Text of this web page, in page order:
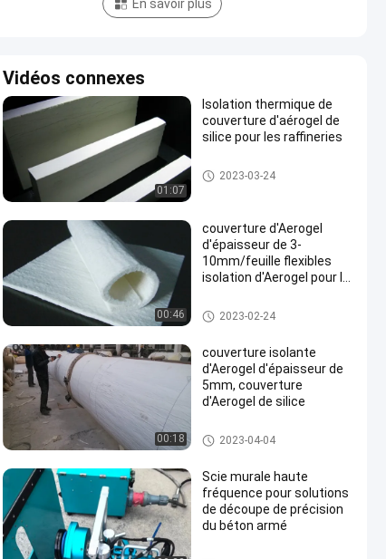
En savoir plus
Vidéos connexes
01:07
Isolation thermique de
couverture d'aérogel de
silice pour les raffineries
couverture isolante d'aerogel
2023-03-24
00:46
couverture d'Aerogel
d'épaisseur de 3-
10mm/feuille flexibles
isolation d'Aerogel pour le
couverture isolante d'aerogel
2023-02-24
00:18
couverture isolante
d'Aerogel d'épaisseur de
5mm, couverture
d'Aerogel de silice
couverture isolante d'aerogel
2023-04-04
Scie murale haute
fréquence pour solutions
de découpe de précision
du béton armé